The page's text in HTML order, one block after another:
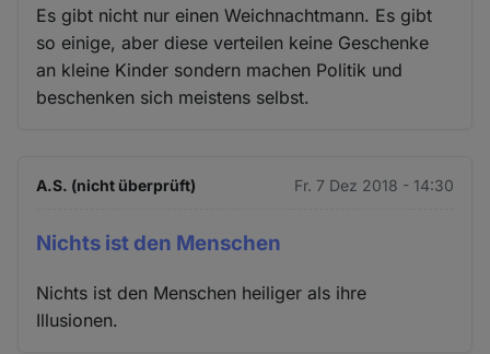
Es gibt nicht nur einen Weichnachtmann. Es gibt
so einige, aber diese verteilen keine Geschenke
an kleine Kinder sondern machen Politik und
beschenken sich meistens selbst.
A.S. (nicht überprüft) Fr. 7 Dez 2018 - 14:30
Nichts ist den Menschen
Nichts ist den Menschen heiliger als ihre
Illusionen.